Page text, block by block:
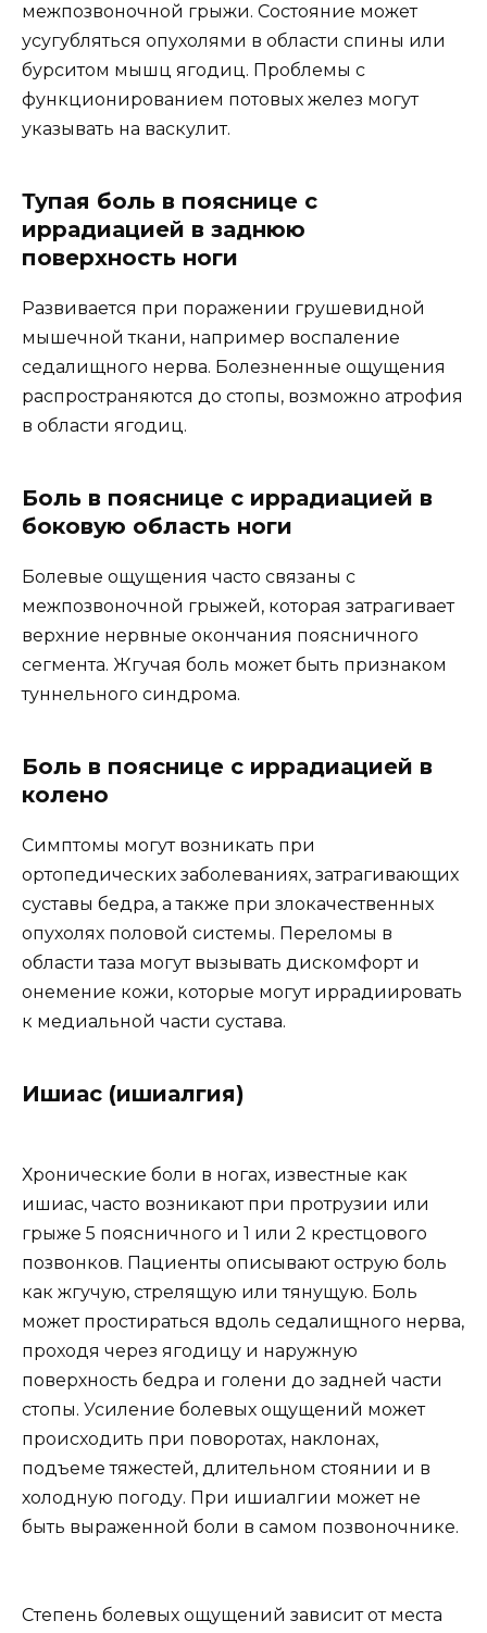
межпозвоночной грыжи. Состояние может
усугубляться опухолями в области спины или
бурситом мышц ягодиц. Проблемы с
функционированием потовых желез могут
указывать на васкулит.
Тупая боль в пояснице с
иррадиацией в заднюю
поверхность ноги
Развивается при поражении грушевидной
мышечной ткани, например воспаление
седалищного нерва. Болезненные ощущения
распространяются до стопы, возможно атрофия
в области ягодиц.
Боль в пояснице с иррадиацией в
боковую область ноги
Болевые ощущения часто связаны с
межпозвоночной грыжей, которая затрагивает
верхние нервные окончания поясничного
сегмента. Жгучая боль может быть признаком
туннельного синдрома.
Боль в пояснице с иррадиацией в
колено
Симптомы могут возникать при
ортопедических заболеваниях, затрагивающих
суставы бедра, а также при злокачественных
опухолях половой системы. Переломы в
области таза могут вызывать дискомфорт и
онемение кожи, которые могут иррадиировать
к медиальной части сустава.
Ишиас (ишиалгия)
Хронические боли в ногах, известные как
ишиас, часто возникают при протрузии или
грыже 5 поясничного и 1 или 2 крестцового
позвонков. Пациенты описывают острую боль
как жгучую, стрелящую или тянущую. Боль
может простираться вдоль седалищного нерва,
проходя через ягодицу и наружную
поверхность бедра и голени до задней части
стопы. Усиление болевых ощущений может
происходить при поворотах, наклонах,
подъеме тяжестей, длительном стоянии и в
холодную погоду. При ишиалгии может не
быть выраженной боли в самом позвоночнике.
Степень болевых ощущений зависит от места